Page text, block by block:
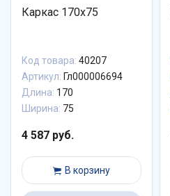
Каркас 170х75
Код товара: 40207
Артикул: Гл000006694
Длина: 170
Ширина: 75
4 587 руб.
В корзину